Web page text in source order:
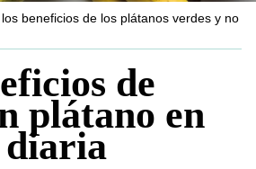
beneficios de los plátanos verdes y no
de
plátano en